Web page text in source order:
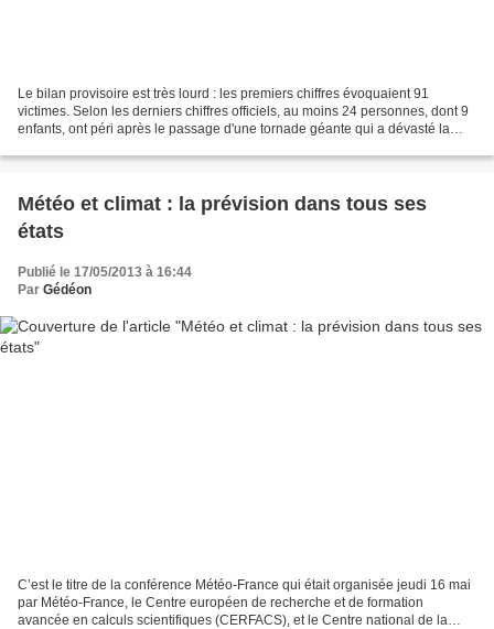
Le bilan provisoire est très lourd : les premiers chiffres évoquaient 91
victimes. Selon les derniers chiffres officiels, au moins 24 personnes, dont 9
enfants, ont péri après le passage d'une tornade géante qui a dévasté la
Météo et climat : la prévision dans tous ses
états
Publié le 17/05/2013 à 16:44
Par Gédéon
C’est le titre de la conférence Météo-France qui était organisée jeudi 16 mai
par Météo-France, le Centre européen de recherche et de formation
avancée en calculs scientifiques (CERFACS), et le Centre national de la